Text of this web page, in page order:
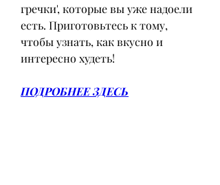
гречки', которые вы уже надоели
есть. Приготовьтесь к тому,
чтобы узнать, как вкусно и
интересно худеть!
ПОДРОБНЕЕ ЗДЕСЬ